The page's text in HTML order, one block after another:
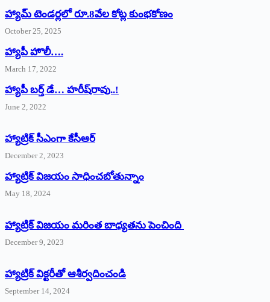
హ్యామ్‌ ‌టెండర్లలో రూ.8వేల కోట్ల కుంభకోణం
October 25, 2025
హ్యాపీ హొలీ….
March 17, 2022
హ్యాపీ బర్త్ ‌డే… హరీష్‌రావు..!
June 2, 2022
హ్యాట్రిక్‌ ‌సీఎంగా కేసీఆర్‌
December 2, 2023
హ్యాట్రిక్‌ విజయం సాధించబోతున్నాం
May 18, 2024
హ్యాట్రిక్ విజయం మరింత బాధ్యతను పెంచింది
December 9, 2023
హ్యాట్రిక్‌ ‌విక్టరీతో ఆశీర్వదించండి
September 14, 2024